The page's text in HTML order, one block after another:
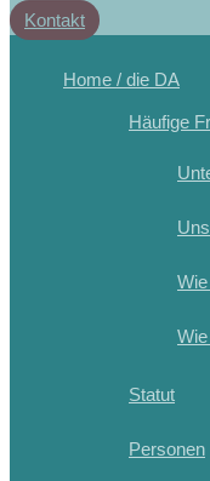
Kontakt
Home / die DA
Häufige
Statut
Personen